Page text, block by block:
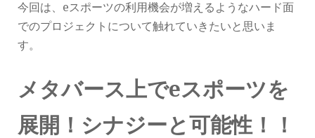
今回は、eスポーツの利用機会が増えるようなハード面
でのプロジェクトについて触れていきたいと思いま
す。
メタバース上でeスポーツを
展開！シナジーと可能性！！